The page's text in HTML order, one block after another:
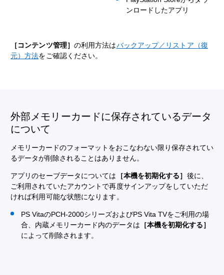
ンロードしたアプリ
［コンテンツ管理］ の利用方法はバックアップ／リストア（復
元）方法をご確認ください。
外部メモリーカードに保存されているデータ
について
メモリーカードのフォーマットをおこなわない限り保存されてい
るデータが削除されることはありません。
アプリのセーブデータについては ［本機を初期化する］ 後に、
ご利用されていたアカウントで再度サインアップをしていただ
ければ利用可能な状態になります。
PS VitaのPCH-2000シリーズおよびPS Vita TVをご利用の場
合、内蔵メモリーカード内のデータは ［本機を初期化する］
によって削除されます。